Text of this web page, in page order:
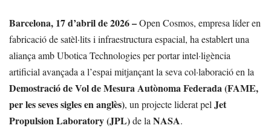
Barcelona, 17 d’abril de 2026 –Open Cosmos, empresa líder en
fabricació de satèl·lits i infraestructura espacial, ha establert una
aliança amb Ubotica Technologies per portar intel·ligència
artificial avançada a l’espai mitjançant la seva col·laboració en la
Demostració de Vol de Mesura Autònoma Federada (FAME,
per les seves sigles en anglès), un projecte liderat pel Jet
Propulsion Laboratory (JPL)de la NASA.